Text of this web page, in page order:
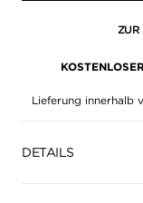
ZUR
Lieferung innerhalb
DETAILS